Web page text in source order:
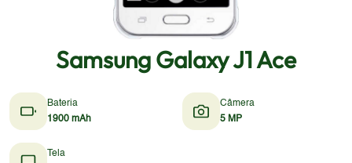
Samsung Galaxy J1 Ace
Bateria
1900 mAh
Câmera
5 MP
Tela